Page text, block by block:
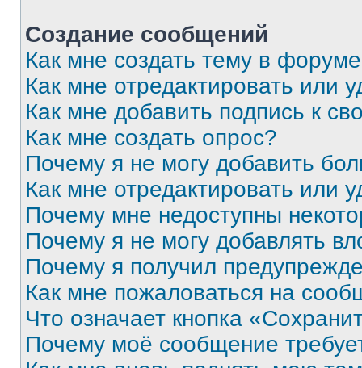
Создание сообщений
Как мне создать тему в
Как мне отредактировать или
Как мне добавить подпись к
Как мне создать опрос?
Почему я не могу добавить
Как мне отредактировать или
Почему мне недоступны
Почему я не могу добавлять
Почему я получил
Как мне пожаловаться на
Что означает кнопка
Почему моё сообщение